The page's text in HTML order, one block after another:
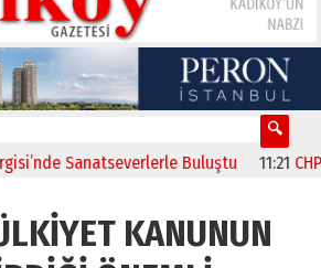
Sanatseverlerle Buluştu 11:21 CHP
KANUNUN